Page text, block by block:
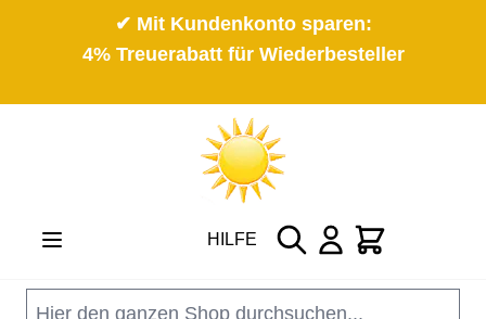
✔ Mit Kundenkonto sparen:
4% Treuerabatt für Wiederbesteller
HILFE Suche Cart